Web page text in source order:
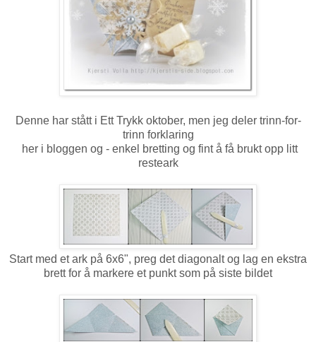
Denne har stått i Ett Trykk oktober, men jeg deler trinn-for-
trinn forklaring
her i bloggen og - enkel bretting og fint å få brukt opp litt
resteark
Start med et ark på 6x6", preg det diagonalt og lag en ekstra
brett for å markere et punkt som på siste bildet